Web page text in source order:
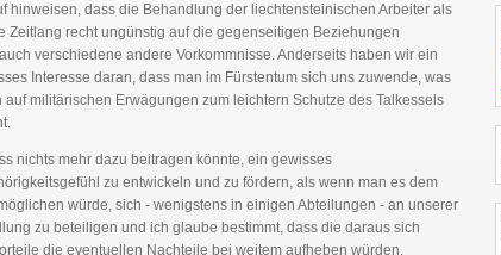
hinweisen, dass die Behandlung der liechtensteinischen Arbeiter als
Zeitlang recht ungünstig auf die gegenseitigen Beziehungen
verschiedene andere Vorkommnisse. Anderseits haben wir ein
Interesse daran, dass man im Fürstentum sich uns zuwende, was
auf militärischen Erwägungen zum leichtern Schutze des Talkessels
nichts mehr dazu beitragen könnte, ein gewisses
zu entwickeln und zu fördern, als wenn man es dem
würde, sich - wenigstens in einigen Abteilungen - an unserer
zu beteiligen und ich glaube bestimmt, dass die daraus sich
die eventuellen Nachteile bei weitem aufheben würden.